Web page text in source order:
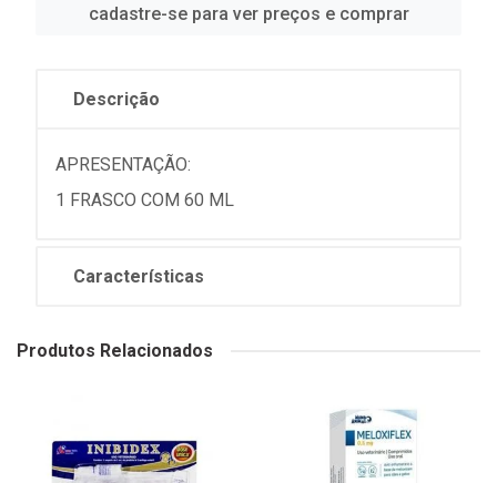
cadastre-se para ver preços e comprar
Descrição
APRESENTAÇÃO:
1 FRASCO COM 60 ML
Características
Produtos Relacionados